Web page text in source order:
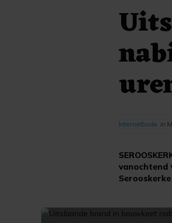
vanochtend
Internetbode in